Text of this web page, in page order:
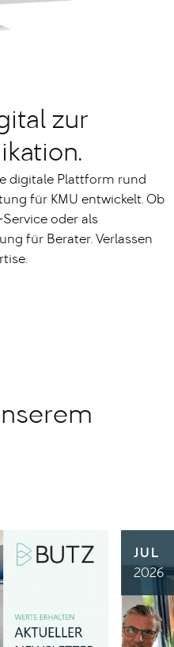
zur
digitale Plattform rund
für KMU entwickelt. Ob
oder als
für Berater. Verlassen
JUL
2026